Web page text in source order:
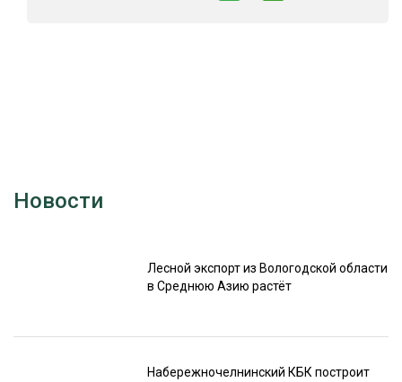
Новости
Лесной экспорт из Вологодской области
в Среднюю Азию растёт
Набережночелнинский КБК построит